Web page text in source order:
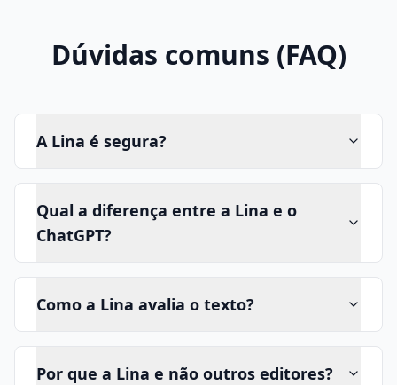
Dúvidas comuns (FAQ)
A Lina é segura?
Qual a diferença entre a Lina e o
ChatGPT?
Como a Lina avalia o texto?
Por que a Lina e não outros editores?